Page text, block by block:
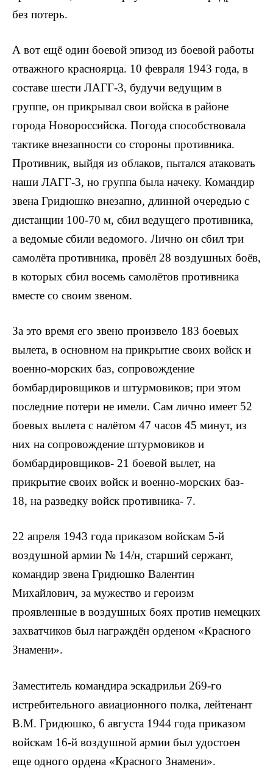
без потерь.
А вот ещё один боевой эпизод из боевой работы
отважного красноярца. 10 февраля 1943 года, в
составе шести ЛАГГ-3, будучи ведущим в
группе, он прикрывал свои войска в районе
города Новороссийска. Погода способствовала
тактике внезапности со стороны противника.
Противник, выйдя из облаков, пытался атаковать
наши ЛАГГ-3, но группа была начеку. Командир
звена Гридюшко внезапно, длинной очередью с
дистанции 100-70 м, сбил ведущего противника,
а ведомые сбили ведомого. Лично он сбил три
самолёта противника, провёл 28 воздушных боёв,
в которых сбил восемь самолётов противника
вместе со своим звеном.
За это время его звено произвело 183 боевых
вылета, в основном на прикрытие своих войск и
военно-морских баз, сопровождение
бомбардировщиков и штурмовиков; при этом
последние потери не имели. Сам лично имеет 52
боевых вылета с налётом 47 часов 45 минут, из
них на сопровождение штурмовиков и
бомбардировщиков- 21 боевой вылет, на
прикрытие своих войск и военно-морских баз-
18, на разведку войск противника- 7.
22 апреля 1943 года приказом войскам 5-й
воздушной армии № 14/н, старший сержант,
командир звена Гридюшко Валентин
Михайлович, за мужество и героизм
проявленные в воздушных боях против немецких
захватчиков был награждён орденом «Красного
Знамени».
Заместитель командира эскадрильи 269-го
истребительного авиационного полка, лейтенант
В.М. Гридюшко, 6 августа 1944 года приказом
войскам 16-й воздушной армии был удостоен
еще одного ордена «Красного Знамени».